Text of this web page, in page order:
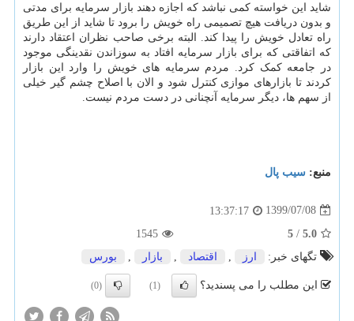
شاید این خواسته کمی نباشد که اجازه دهند بازار سرمایه برای مدتی
و بدون دریافت هیچ تصمیمی راه خویش را برود تا شاید از این طریق
راه تعادل خویش را پیدا کند. البته برخی صاحب نظران اعتقاد دارند
که اتفاقتی که برای بازار سرمایه افتاد به سوزاندن نقدینگی موجود
در جامعه کمک کرد. مردم سرمایه های خویش را وارد این بازار
کردند تا بازارهای موازی کنترل شود و الان با اصلاح چشم گیر خیلی
از سهم ها، دیگر سرمایه آنچنانی در دست مردم نیست.
منبع: سیب پال
1399/07/08
13:37:17
5.0
/
5
1545
تگهای خبر:
ارز اقتصاد بازار بورس
این مطلب را می پسندید؟ (1)
(0)